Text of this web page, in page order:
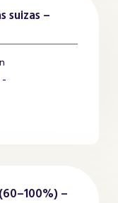
suizas –
-
–